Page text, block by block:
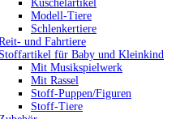
Kuschelartikel
Modell-Tiere
Schlenkertiere
und Fahrtiere
Stoffartikel für Baby und Kleinkind
Mit Musikspielwerk
Mit Rassel
Stoff-Puppen/Figuren
Stoff-Tiere